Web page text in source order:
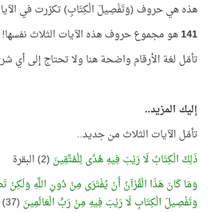
هذه هي حروف (وَتَفْصِيلَ الْكِتَابِ) تكرّرت في
141هو مجموع حروف هذه الآيات الثلاث نفسها!
تأمّل لغة الأرقام واضحة هنا ولا تحتاج إلى أي
إليك المزيد..
تأمّل الآيات الثلاث من جديد..
ذَلِكَ الْكِتَابُ لَا رَيْبَ فِيهِ هُدًى لِلْمُتَّقِينَ (2) البقرة
وَمَا كَانَ هَذَا الْقُرْآنُ أَنْ يُفْتَرَى مِنْ دُونِ اللَّهِ وَلَكِنْ
وَتَفْصِيلَ الْكِتَابِ لَا رَيْبَ فِيهِ مِنْ رَبِّ الْعَالَمِينَ (37) يونس